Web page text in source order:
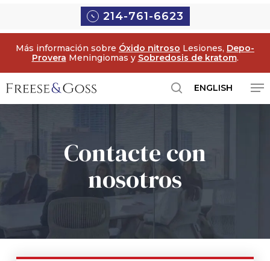
principal
214-761-6623
Más información sobre Óxido nitroso Lesiones, Depo-
Provera Meningiomas y Sobredosis de kratom.
ENGLISH
Contacte con
nosotros